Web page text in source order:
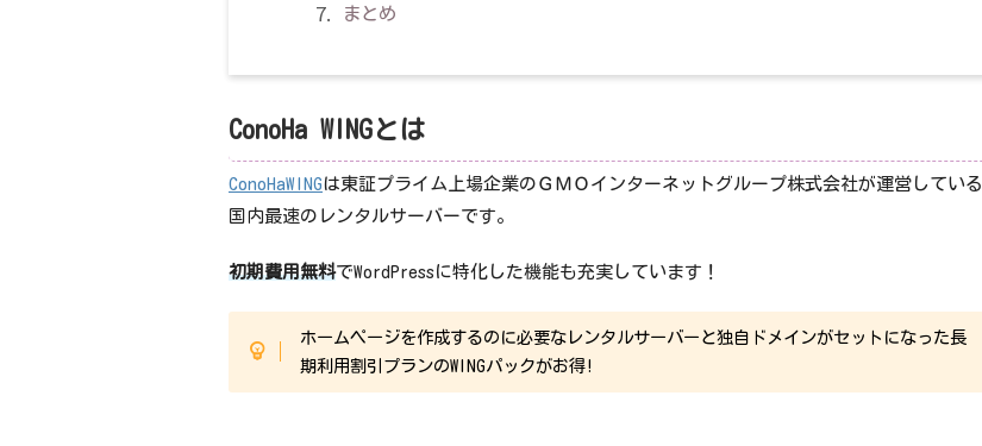
まとめ
ConoHa WINGとは
ConoHaWINGは東証プライム上場企業のＧＭＯインターネットグループ株式会社が運営している
国内最速のレンタルサーバーです。
初期費用無料でWordPressに特化した機能も充実しています！
ホームページを作成するのに必要なレンタルサーバーと独自ドメインがセットになった長
期利用割引プランのWINGパックがお得!